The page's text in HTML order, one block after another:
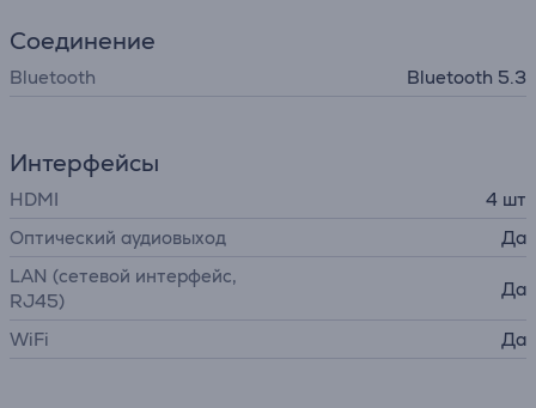
Соединение
Bluetooth Bluetooth 5.3
Интерфейсы
HDMI
4 шт
Оптический аудиовыход
Да
LAN (сетевой интерфейс,
RJ45)
Да
WiFi Да